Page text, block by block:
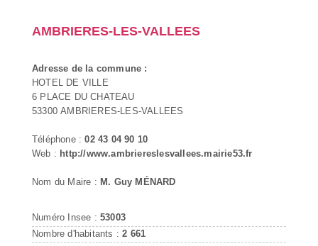
AMBRIERES-LES-VALLEES
Adresse de la commune :
HOTEL DE VILLE
6 PLACE DU CHATEAU
53300 AMBRIERES-LES-VALLEES
Téléphone :02 43 04 90 10
Web : http://www.ambriereslesvallees.mairie53.fr
Nom du Maire : M. Guy MÉNARD
Numéro Insee : 53003
Nombre d'habitants :2 661